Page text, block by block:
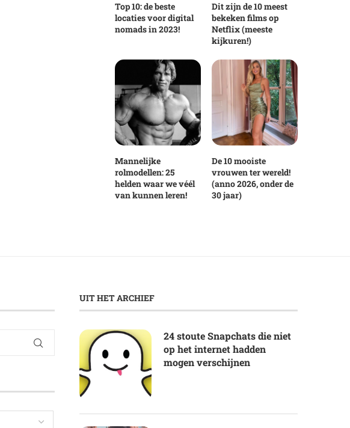
Top 10: de beste
locaties voor digital
nomads in 2023!
Dit zijn de 10 meest
bekeken films op
Netflix (meeste
kijkuren!)
Mannelijke
rolmodellen: 25
helden waar we véél
van kunnen leren!
De 10 mooiste
vrouwen ter wereld!
(anno 2026, onder de
30 jaar)
UIT HET ARCHIEF
24 stoute Snapchats die niet
op het internet hadden
mogen verschijnen